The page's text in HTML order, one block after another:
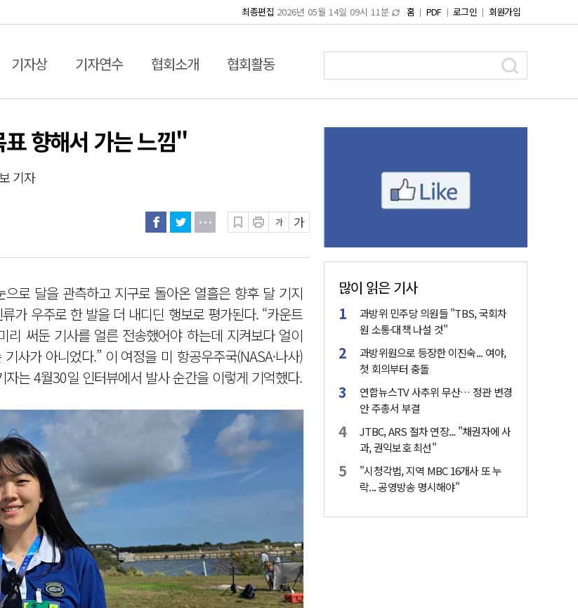
홈 PDF 로그인 회원가입
최종편집 2026년 05월 14일 09시 11분
기자상 기자연수 협회소개 협회활동
향해서 가는 느낌"
기자
가 가
로 달을 관측하고 지구로 돌아온 열흘은 향후 달 기지
가 우주로 한 발을 더 내디딘 행보로 평가된다. “카운트
리 써둔 기사를 얼른 전송했어야 하는데 지켜보다 얼이
사가 아니었다.” 이 여정을 미 항공우주국(NASA·나사)
는 4월30일 인터뷰에서 발사 순간을 이렇게 기억했다.
많이 읽은 기사
과방위 민주당 의원들 "TBS, 국회차
원 소통·대책 나설 것"
과방위원으로 등장한 이진숙... 여야,
첫 회의부터 충돌
연합뉴스TV 사추위 무산… 정관 변경
안 주총서 부결
JTBC, ARS 절차 연장... "채권자에 사
과, 권익보호 최선"
"시청각법, 지역 MBC 16개사 또 누
락... 공영방송 명시해야"